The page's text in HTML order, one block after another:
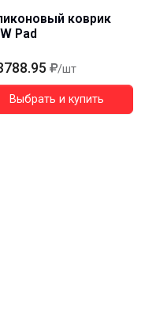
коврик
Pad
/шт
Выбрать и купить